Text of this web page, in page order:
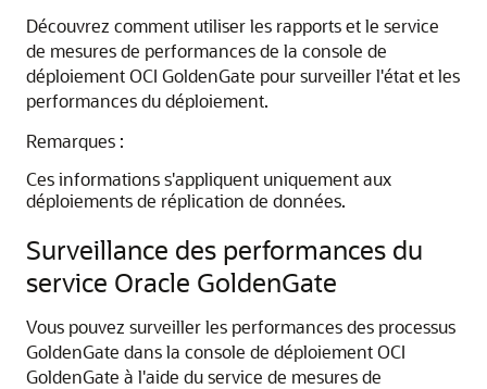
Découvrez comment utiliser les rapports et le service
de mesures de performances de la console de
déploiementOCI GoldenGate pour surveiller l'état et les
performances du déploiement.
Remarques :
Ces informations s'appliquent uniquement aux
déploiements de réplication de données.
Surveillance des performances du
service Oracle GoldenGate
Vous pouvez surveiller les performances des processus
GoldenGate dans la console de déploiementOCI
GoldenGate à l'aide du service de mesures de